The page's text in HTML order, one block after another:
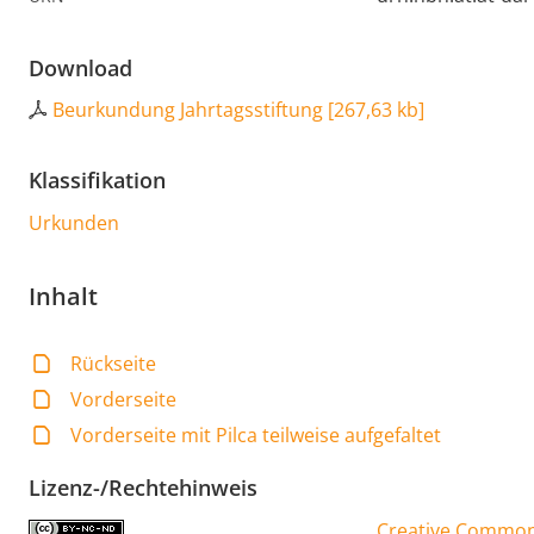
Download
Beurkundung Jahrtagsstiftung [267,63 kb]
Klassifikation
Urkunden
Inhalt
Rückseite
Vorderseite
Vorderseite mit Pilca teilweise aufgefaltet
Lizenz-/Rechtehinweis